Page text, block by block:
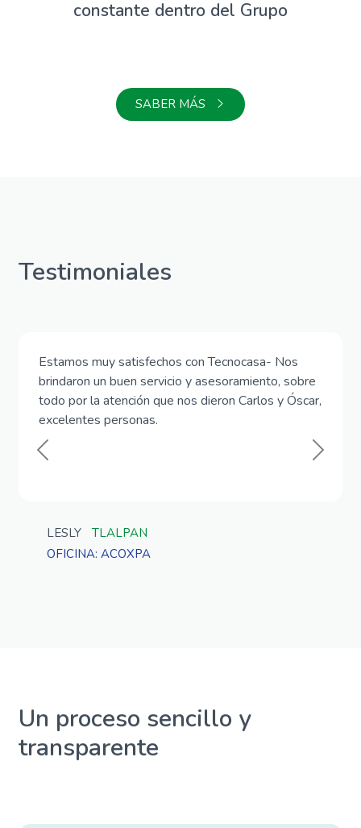
constante dentro del Grupo
SABER MÁS
Testimoniales
Estamos muy satisfechos con Tecnocasa- Nos
brindaron un buen servicio y asesoramiento, sobre
todo por la atención que nos dieron Carlos y Óscar,
excelentes personas.
LESLY
TLALPAN
OFICINA: ACOXPA
Previous Next
Un proceso sencillo y
transparente